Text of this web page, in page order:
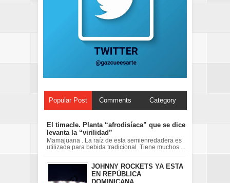
Popular Post Comments Category
El timacle. Planta “afrodisíaca” que se dice
levanta la “virilidad”
Mamajuana . La raíz de esta semienredadera es
utilizada para bebida tradicional Tiene muchos ...
JOHNNY ROCKETS YA ESTA
EN REPÚBLICA